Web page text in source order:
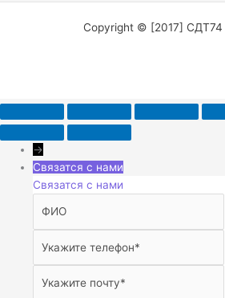
Copyright © [2017] СДТ74
→
Связатся с нами
Связатся с нами